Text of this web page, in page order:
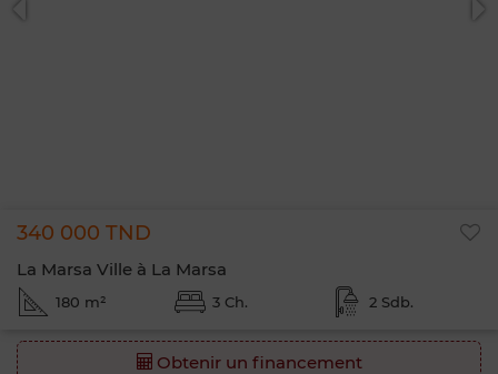
340 000 TND
La Marsa Ville à La Marsa
180 m² 3 Ch. 2 Sdb.
Obtenir un financement